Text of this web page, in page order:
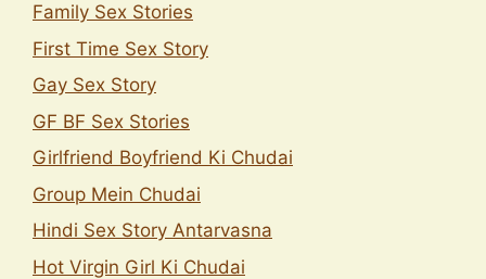
Family Sex Stories
First Time Sex Story
Gay Sex Story
GF BF Sex Stories
Girlfriend Boyfriend Ki Chudai
Group Mein Chudai
Hindi Sex Story Antarvasna
Hot Virgin Girl Ki Chudai